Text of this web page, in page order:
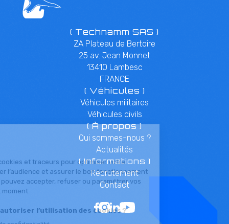
( Technamm SAS )
ZA Plateau de Bertoire
25 av. Jean Monnet
13410 Lambesc
FRANCE
( Véhicules )
Véhicules militaires
Véhicules civils
( À propos )
Qui sommes-nous ?
Actualités
( Informations )
Recrutement
Contact